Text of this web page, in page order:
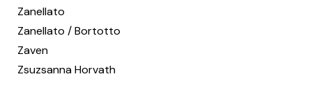
Zanellato
Zanellato / Bortotto
Zaven
Zsuzsanna Horvath